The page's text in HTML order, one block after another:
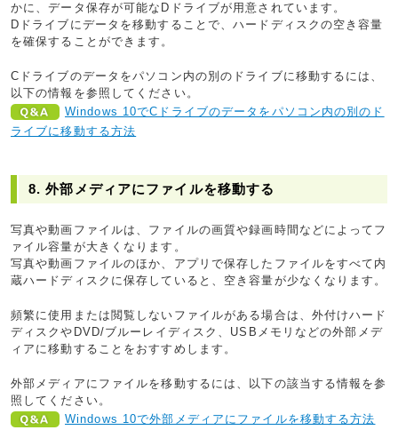
かに、データ保存が可能なDドライブが用意されています。
Dドライブにデータを移動することで、ハードディスクの空き容量
を確保することができます。
Cドライブのデータをパソコン内の別のドライブに移動するには、
以下の情報を参照してください。
Windows 10でCドライブのデータをパソコン内の別のド
ライブに移動する方法
8. 外部メディアにファイルを移動する
写真や動画ファイルは、ファイルの画質や録画時間などによってフ
ァイル容量が大きくなります。
写真や動画ファイルのほか、アプリで保存したファイルをすべて内
蔵ハードディスクに保存していると、空き容量が少なくなります。
頻繁に使用または閲覧しないファイルがある場合は、外付けハード
ディスクやDVD/ブルーレイディスク、USBメモリなどの外部メデ
ィアに移動することをおすすめします。
外部メディアにファイルを移動するには、以下の該当する情報を参
照してください。
Windows 10で外部メディアにファイルを移動する方法